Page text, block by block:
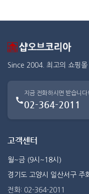
Since 2004. 최고의 쇼핑몰
지금 전화하시면 받습니다!
02-364-2011
고객센터
월~금 (9시~18시)
경기도 고양시 일산서구
전화: 02-364-2011